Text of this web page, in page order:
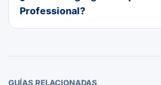
Professional?
GUÍAS RELACIONADAS